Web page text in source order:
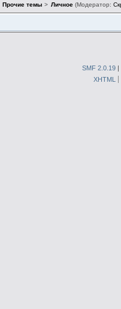
Прочие темы > Личное(Модератор:
SMF 2.0.19 |
XHTML